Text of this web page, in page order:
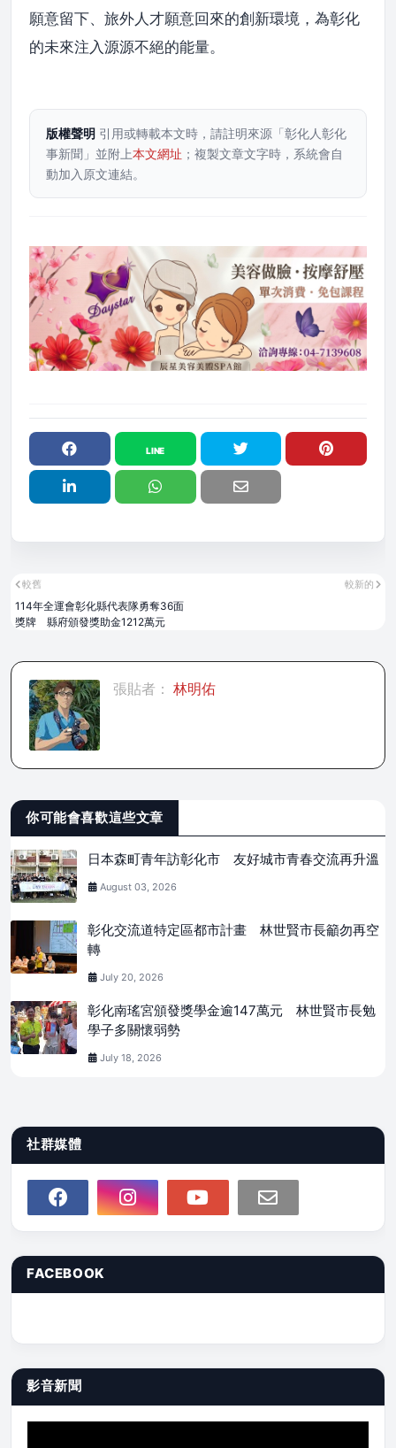
願意留下、旅外人才願意回來的創新環境，為彰化
的未來注入源源不絕的能量。
版權聲明 引用或轉載本文時，請註明來源「彰化人彰化
事新聞」並附上本文網址 ；複製文章文字時，系統會自
動加入原文連結。
較新的
較舊
114年全運會彰化縣代表隊勇奪36面
獎牌 縣府頒發獎助金1212萬元
張貼者： 林明佑
你可能會喜歡這些文章
日本森町青年訪彰化市 友好城市青春交流再升溫
August 03, 2026
彰化交流道特定區都市計畫 林世賢市長籲勿再空
轉
July 20, 2026
彰化南瑤宮頒發獎學金逾147萬元 林世賢市長勉
學子多關懷弱勢
July 18, 2026
社群媒體
FACEBOOK
影音新聞